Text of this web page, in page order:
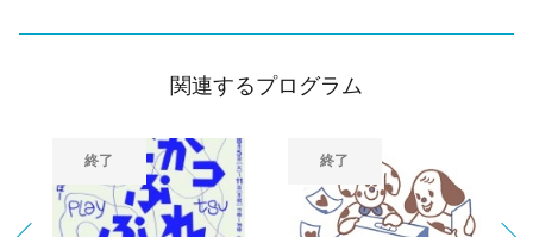
関連するプログラム
終了 終了